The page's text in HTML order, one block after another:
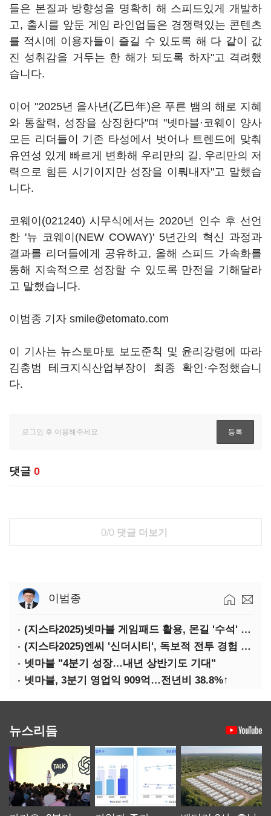
들은 본질과 방향성을 명확히 해 스피드있게 개발하
고, 출시를 앞둔 게임 라인업들은 경쟁력있는 콘텐츠
를 적시에 이용자들이 즐길 수 있도록 해 다 같이 값
진 성취감을 거두는 한 해가 되도록 하자"고 격려했
습니다.
이어 "2025년 을사년(乙巳年)은 푸른 뱀의 해로 지혜
와 통찰력, 성장을 상징한다"며 "넷마블·코웨이 양사
모든 리더들이 기존 타성에서 벗어나 트렌드에 맞춰
유연성 있게 빠르게 변화해 우리만의 길, 우리만의 저
력으로 힘든 시기이지만 성장을 이뤄내자"고 말했습
니다.
코웨이(021240) 시무식에서는 2020년 인수 후 선언
한 '뉴 코웨이(NEW COWAY)' 5년간의 혁신 과정과
결과를 리더들에게 공유하고, 올해 스피드 가속화를
통해 지속적으로 성장할 수 있도록 만전을 기해달라
고 말했습니다.
이범종 기자 smile@etomato.com
이 기사는 뉴스토마토 보도준칙 및 윤리강령에 따라
김충범 테크지식산업부장이 최종 확인·수정했습니
다.
댓글 0
0/0 댓글 더보기
이범종
(지스타2025)넷마블 게임패드 활용, 몬길 '수석' 7대죄 '차석'
(지스타2025)엔씨 '신더시티', 독보적 전투 경험 필요
넷마블 "4분기 성장…내년 상반기도 기대"
넷마블, 3분기 영업익 909억…전년비 38.8%↑
뉴스리듬